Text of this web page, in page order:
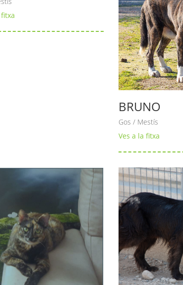
BRUNO
Gos / Mestís
Ves a la fitxa